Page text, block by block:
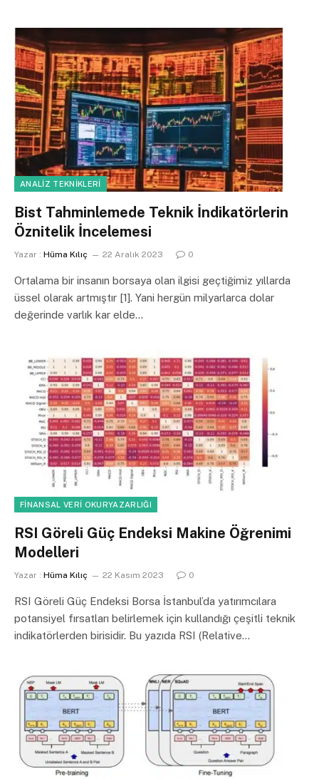
ANALIZ TEKNIKLERI
Bist Tahminlemede Teknik İndikatörlerin
Öznitelik İncelemesi
Yazar : Hüma Kılıç 22 Aralık 2023 0
Ortalama bir insanın borsaya olan ilgisi geçtiğimiz yıllarda
üssel olarak artmıştır [1]. Yani hergün milyarlarca dolar
değerinde varlık kar elde…
FINANSAL VERI OKURYAZARLIĞI
RSI Göreli Güç Endeksi Makine Öğrenimi
Modelleri
Yazar : Hüma Kılıç 22 Kasım 2023 0
RSI Göreli Güç Endeksi Borsa İstanbul’da yatırımcılara
potansiyel fırsatları belirlemek için kullandığı çeşitli teknik
indikatörlerden birisidir. Bu yazıda RSI (Relative…